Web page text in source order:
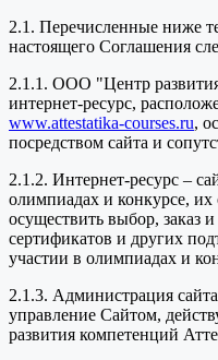
2.1. Перечисленные ниже
настоящего Соглашения
2.1.1. ООО "Центр
интернет-ресурс,
www.attestatika-courses.ru,
посредством сайта и
2.1.2. Интернет-ресурс –
олимпиадах и конкурсе,
осуществить выбор, заказ
сертификатов и других
участии в олимпиадах и
2.1.3. Администрация
управление Сайтом,
развития компетенций